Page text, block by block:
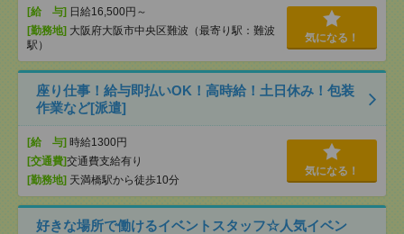
[給 与] 日給16,500円～
[勤務地] 大阪府大阪市中央区難波（最寄り駅：難波
駅）
気になる！
座り仕事！給与即払いOK！高時給！土日休み！包装
作業など[派遣]
[給 与] 時給1300円
[交通費]交通費支給有り
[勤務地] 天満橋駅から徒歩10分
気になる！
好きな場所で働けるイベントスタッフ☆人気イベン